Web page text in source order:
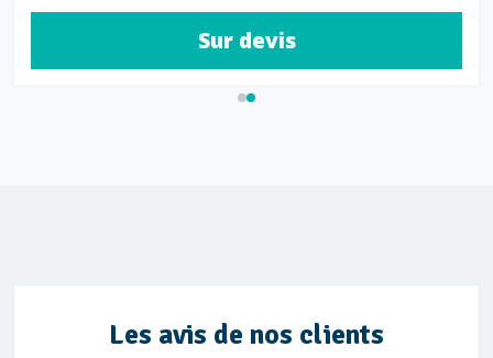
Les avis de nos clients